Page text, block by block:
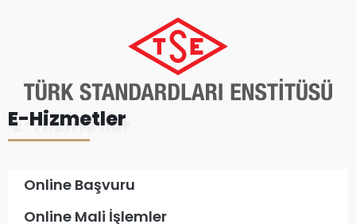
E-Hizmetler
Online Başvuru
Online Mali İşlemler